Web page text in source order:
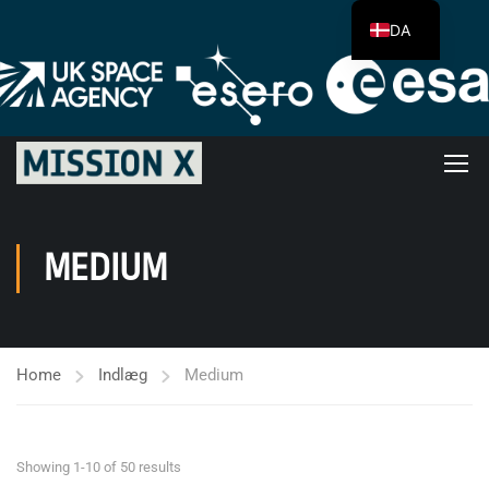
MEDIUM
Home Indlæg Medium
Showing 1-10 of 50 results
DA